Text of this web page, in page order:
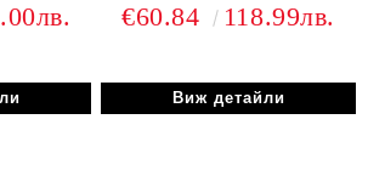
€60.84 118.99лв.
Виж детайли